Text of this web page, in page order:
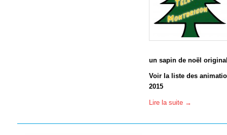
un sapin de noël
Voir la liste des
2015
Lire la suite →